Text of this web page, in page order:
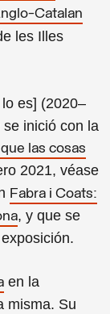
Catalan
les Illes
es] (2020–
inició con la
las cosas
2021, véase
Fabra i Coats:
, y que se
en la
misma. Su